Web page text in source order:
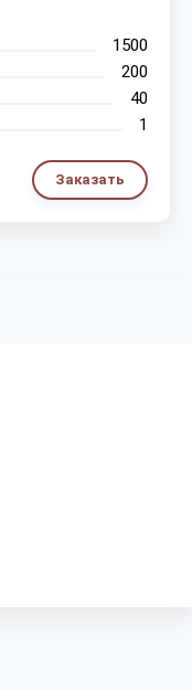
1500
200
40
1
Заказать